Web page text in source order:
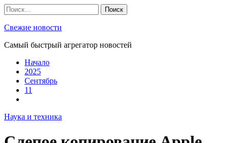
Skip
to
content
Найти:
Свежие новости
Самый быстрый агрегатор новостей
Начало
2025
Сентябрь
11
Наука и техника